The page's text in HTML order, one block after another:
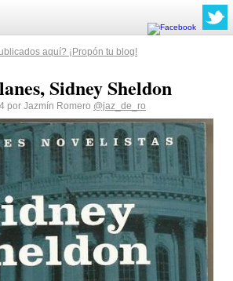
aquí? ¡Propón tu blog!
Sidney Sheldon
por Jazmín Romero @jaz_de_ro